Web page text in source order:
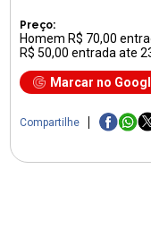
Preço:
Homem R$ 70,00
R$ 50,00 entrada ate
Marcar no
Compartilhe